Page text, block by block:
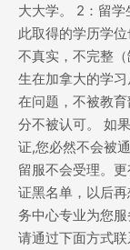
大大学。 2：留
此取得的学历学
不真实，不完整
生在加拿大的学
在问题，不被教
分不被认可。 如
证,您必然不会被
留服不会受理。
证黑名单，以后
务中心专业为您服
请通过下面方式